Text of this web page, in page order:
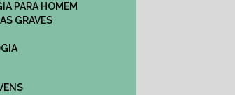
PARA HOMEM
GRAVES